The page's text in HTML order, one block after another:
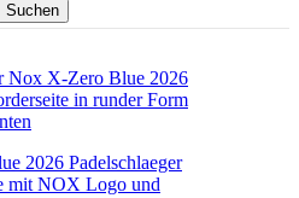
Suchen